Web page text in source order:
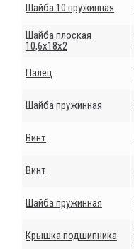
Шайба 10 пружинная
Шайба плоская
10,6х18х2
Палец
Шайба пружинная
Винт
Винт
Шайба пружинная
Крышка подшипника